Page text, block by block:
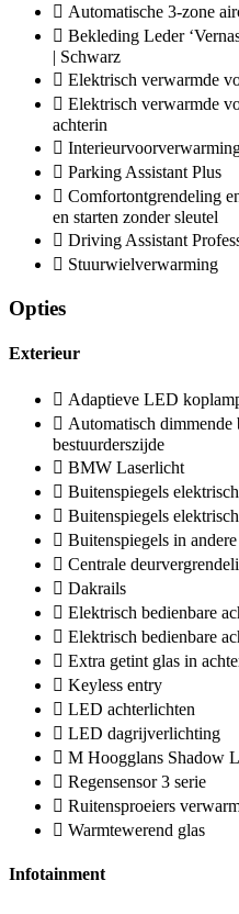
Automatische 3-zone
Bekleding Leder
| Schwarz
Elektrisch verwarmde
Elektrisch verwarmde
achterin
Parking Assistant Plus
Comfortontgrendeling
en starten zonder sleutel
Driving Assistant
Stuurwielverwarming
Opties
Exterieur
Adaptieve LED
Automatisch dimmende
bestuurderszijde
BMW Laserlicht
Buitenspiegels
Buitenspiegels
Buitenspiegels in
Centrale
Dakrails
Elektrisch bedienbare
Elektrisch bedienbare
Extra getint glas in
Keyless entry
LED achterlichten
LED dagrijverlichting
M Hoogglans Shadow
Regensensor 3 serie
Ruitensproeiers
Warmtewerend glas
Infotainment